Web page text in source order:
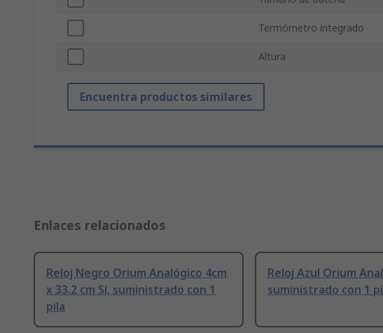
Termómetro integrado
Altura
Encuentra productos similares
Enlaces relacionados
Reloj Negro Orium Analógico 4cm
x 33.2 cm Sí, suministrado con 1
pila
Reloj Azul Orium
suministrado con 1